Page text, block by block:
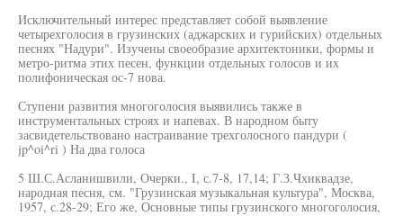
Исключительный интерес представляет собой выявление
четырехголосия в грузинских (аджарских и гурийских) отдельных
песнях "Надури". Изучены своеобразие архитектоники, формы и
метро-ритма этих песен, функции отдельных голосов и их
полифоническая ос-7 нова.
Ступени развития многоголосия выявились также в
инструментальных строях и напевах. В народном быту
засвидетельствовано настраивание трехголосного пандури (
jp^oi^ri ) На два голоса
5 Ш.С.Асланишвили, Очерки., I, с.7-8, 17,14; Г.З.Чхиквадзе,
народная песня, см. "Грузинская музыкальная культура", Москва,
1957, с.28-29; Его же, Основные типы грузинского многоголосия,